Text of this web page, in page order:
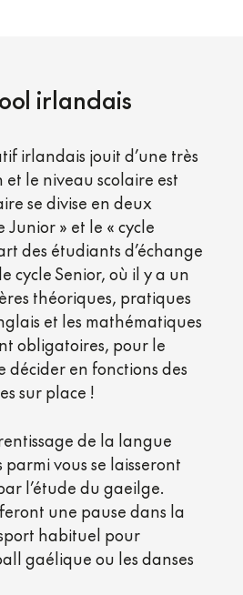
irlandais
irlandais jouit d’une très
le niveau scolaire est
se divise en deux
Junior » et le « cycle
des étudiants d’échange
cycle Senior, où il y a un
théoriques, pratiques
et les mathématiques
obligatoires, pour le
décider en fonctions des
sur place !
de la langue
vous se laisseront
l’étude du gaeilge.
une pause dans la
habituel pour
gaélique ou les danses